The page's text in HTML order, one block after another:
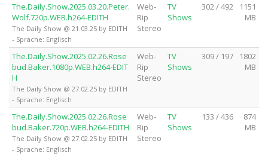
The.Daily.Show.2025.03.20.Peter.
Wolf.720p.WEB.h264-EDITH
The Daily Show @ 21.03.25 by EDITH
- Sprache: Englisch
Web-
Rip
Stereo
TV
Shows
302 / 492
1151
MB
The.Daily.Show.2025.02.26.Rose
bud.Baker.1080p.WEB.h264-EDIT
H
The Daily Show @ 27.02.25 by EDITH
- Sprache: Englisch
Web-
Rip
Stereo
TV
Shows
309 / 197
1802
MB
The.Daily.Show.2025.02.26.Rose
bud.Baker.720p.WEB.h264-EDITH
The Daily Show @ 27.02.25 by EDITH
- Sprache: Englisch
Web-
Rip
Stereo
TV
Shows
133 / 436
874
MB